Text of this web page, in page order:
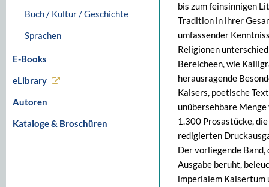
Buch / Kultur / Geschichte
Sprachen
E-Books
eLibrary
Autoren
Kataloge & Broschüren
bis zum feinsinnigen
Tradition in ihrer
umfassender
Religionen
Bereicheen, wie
herausragende
Kaisers, poetische
unübersehbare
1.300 Prosastücke,
redigierten
Der vorliegende
Ausgabe beruht,
imperialem